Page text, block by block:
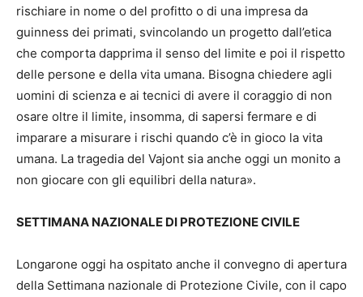
rischiare in nome o del profitto o di una impresa da
guinness dei primati, svincolando un progetto dall’etica
che comporta dapprima il senso del limite e poi il rispetto
delle persone e della vita umana. Bisogna chiedere agli
uomini di scienza e ai tecnici di avere il coraggio di non
osare oltre il limite, insomma, di sapersi fermare e di
imparare a misurare i rischi quando c’è in gioco la vita
umana. La tragedia del Vajont sia anche oggi un monito a
non giocare con gli equilibri della natura».
SETTIMANA NAZIONALE DI PROTEZIONE CIVILE
Longarone oggi ha ospitato anche il convegno di apertura
della Settimana nazionale di Protezione Civile, con il capo